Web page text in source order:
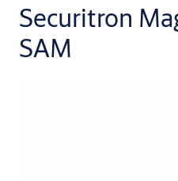
Securitron
SAM